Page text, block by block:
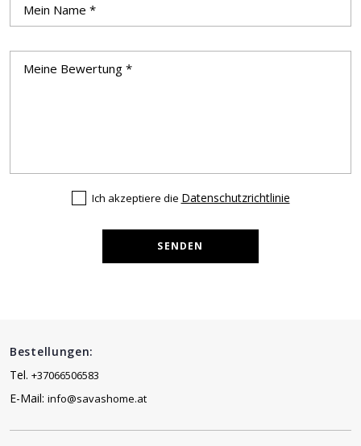
Ich akzeptiere die Datenschutzrichtlinie
SENDEN
Bestellungen:
Tel. +37066506583
E-Mail: info@savashome.at